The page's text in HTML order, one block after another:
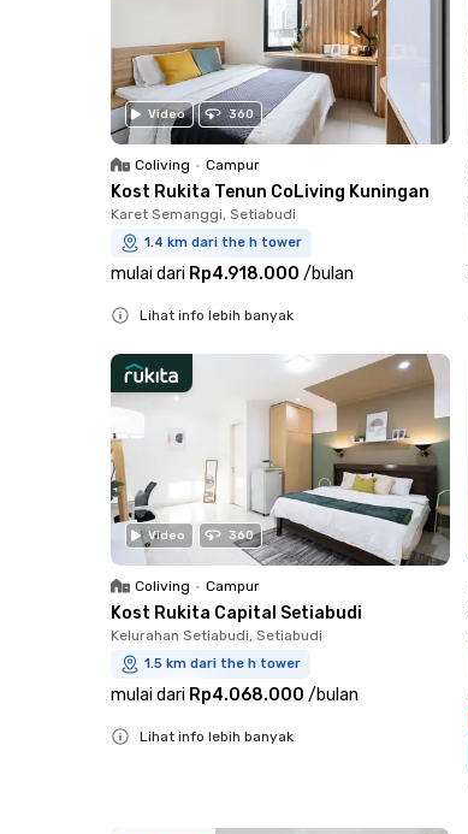
Video 360
Coliving • Campur
Kost Rukita Tenun CoLiving Kuningan
Karet Semanggi, Setiabudi
1.4 km dari the h tower
mulai dari Rp4.918.000 /bulan
Lihat info lebih banyak
Video 360
Coliving • Campur
Kost Rukita Capital Setiabudi
Kelurahan Setiabudi, Setiabudi
1.5 km dari the h tower
mulai dari Rp4.068.000 /bulan
Lihat info lebih banyak